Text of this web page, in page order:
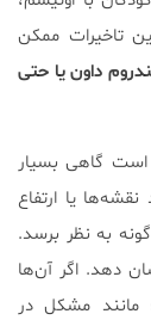
تاخیرات ممکن
داون یا حتی
است گاهی بسیار
یا ارتفاع
به نظر برسد.
دهد. اگر آن‌ها
مانند مشکل در